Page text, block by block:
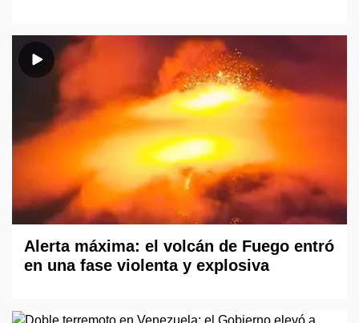
Alerta máxima: el volcán de Fuego entró
en una fase violenta y explosiva